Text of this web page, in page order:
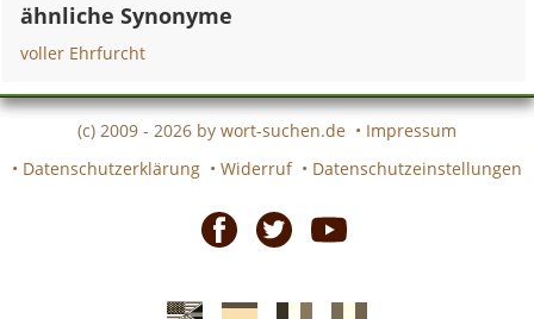
ähnliche Synonyme
voller Ehrfurcht
(c) 2009 - 2026 by wort-suchen.de • Impressum
• Datenschutzerklärung • Widerruf • Datenschutzeinstellungen